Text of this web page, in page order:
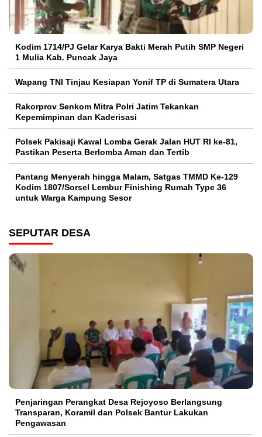
Kodim 1714/PJ Gelar Karya Bakti Merah Putih SMP Negeri
1 Mulia Kab. Puncak Jaya
Wapang TNI Tinjau Kesiapan Yonif TP di Sumatera Utara
Rakorprov Senkom Mitra Polri Jatim Tekankan
Kepemimpinan dan Kaderisasi
Polsek Pakisaji Kawal Lomba Gerak Jalan HUT RI ke-81,
Pastikan Peserta Berlomba Aman dan Tertib
Pantang Menyerah hingga Malam, Satgas TMMD Ke-129
Kodim 1807/Sorsel Lembur Finishing Rumah Type 36
untuk Warga Kampung Sesor
SEPUTAR DESA
Penjaringan Perangkat Desa Rejoyoso Berlangsung
Transparan, Koramil dan Polsek Bantur Lakukan
Pengawasan